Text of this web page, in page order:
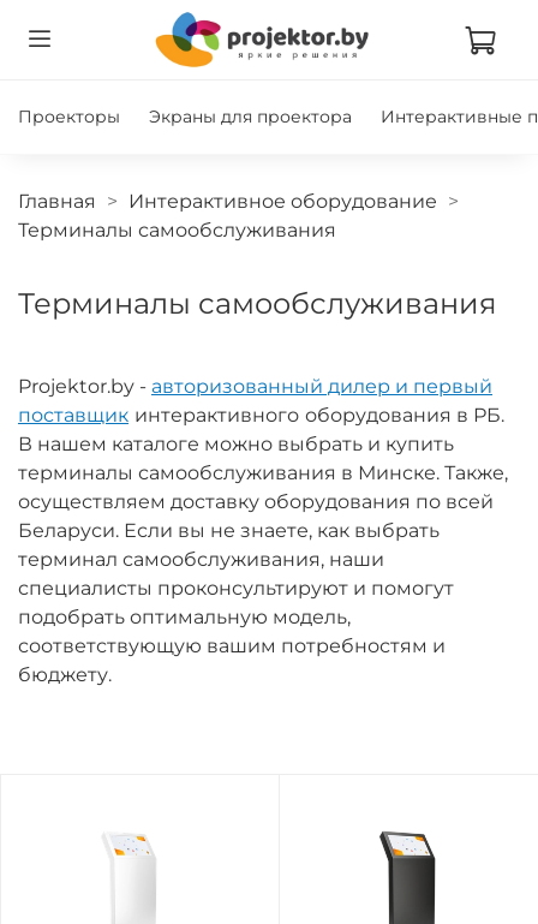
Проекторы Экраны для проектора Интерактивные
Главная
Интерактивное оборудование
Терминалы самообслуживания
Терминалы самообслуживания
Projektor.by - авторизованный дилер и первый
поставщик интерактивного оборудования в РБ.
В нашем каталоге можно выбрать и купить
терминалы самообслуживания в Минске. Также,
осуществляем доставку оборудования по всей
Беларуси. Если вы не знаете, как выбрать
терминал самообслуживания, наши
специалисты проконсультируют и помогут
подобрать оптимальную модель,
соответствующую вашим потребностям и
бюджету.